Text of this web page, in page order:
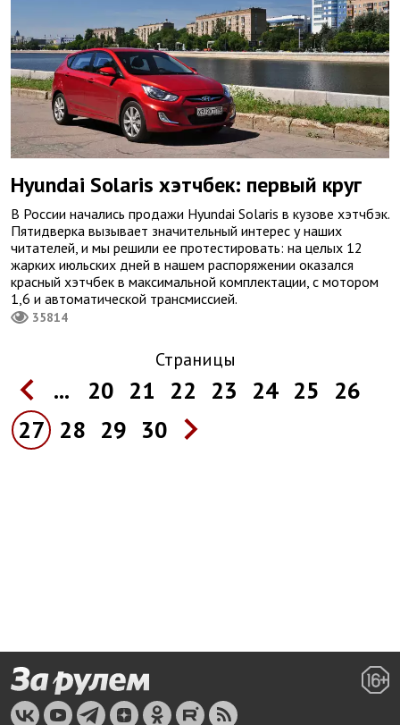
Hyundai Solaris хэтчбек: первый круг
В России начались продажи Hyundai Solaris в кузове хэтчбэк.
Пятидверка вызывает значительный интерес у наших
читателей, и мы решили ее протестировать: на целых 12
жарких июльских дней в нашем распоряжении оказался
красный хэтчбек в максимальной комплектации, с мотором
1,6 и автоматической трансмиссией.
35814
Страницы
... 20 21 22 23 24 25
26
27 28 29 30